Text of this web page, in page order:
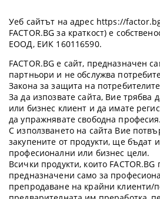
Уеб сайтът на адрес https://
FACTOR.BG за краткост) е
ЕООД, ЕИК 160116590.
FACTOR.BG е сайт, предназначен
партньори и не обслужва
Закона за защита на
За да изпозвате сайта, Вие трябва
или бизнес клиент и да имате
да упражнявате свободна професия.
С използването на сайта Вие
закупените от продукти, ще бъдат
професионални или бизнес цели.
Всички продукти, които FACTOR.BG
предназначени само за
препродаване на крайни клиенти/